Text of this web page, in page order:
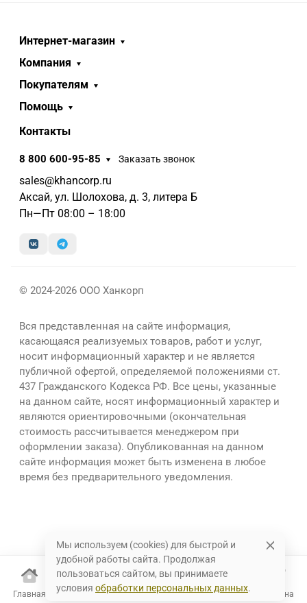
Главная Каталог Избранное Корзина
Интернет-магазин
Компания
Покупателям
Помощь
Контакты
8 800 600-95-85 Заказать звонок
sales@khancorp.ru
Аксай, ул. Шолохова, д. 3, литера Б
Пн—Пт 08:00 – 18:00
© 2024-2026 ООО Ханкорп
Вся представленная на сайте информация,
касающаяся реализуемых товаров, работ и услуг,
носит информационный характер и не является
публичной офертой, определяемой положениями ст.
437 Гражданского Кодекса РФ. Все цены, указанные
на данном сайте, носят информационный характер и
являются ориентировочными (окончательная
стоимость рассчитывается менеджером при
оформлении заказа). Опубликованная на данном
сайте информация может быть изменена в любое
время без предварительного уведомления.
Мы используем (cookies) для быстрой и
удобной работы сайта. Продолжая
пользоваться сайтом, вы принимаете
условия обработки персональных данных.